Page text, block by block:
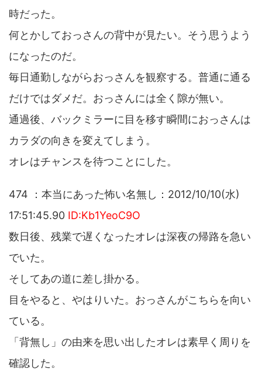
時だった。
何とかしておっさんの背中が見たい。そう思うよう
になったのだ。
毎日通勤しながらおっさんを観察する。普通に通る
だけではダメだ。おっさんには全く隙が無い。
通過後、バックミラーに目を移す瞬間におっさんは
カラダの向きを変えてしまう。
オレはチャンスを待つことにした。
474 ：本当にあった怖い名無し：2012/10/10(水)
17:51:45.90 ID:Kb1YeoC9O
数日後、残業で遅くなったオレは深夜の帰路を急い
でいた。
そしてあの道に差し掛かる。
目をやると、やはりいた。おっさんがこちらを向い
ている。
「背無し」の由来を思い出したオレは素早く周りを
確認した。